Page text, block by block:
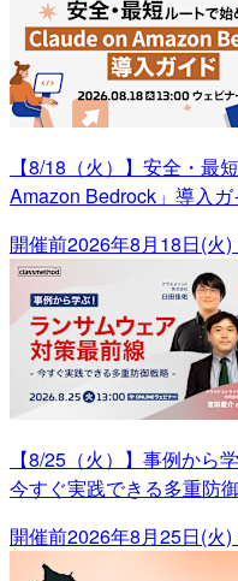
【8/18（火）】安全・最
Amazon Bedrock」導入ガ
開催前2026年8月18日(火)
【8/25（火）】事例から
今すぐ実践できる多重防
開催前2026年8月25日(火)